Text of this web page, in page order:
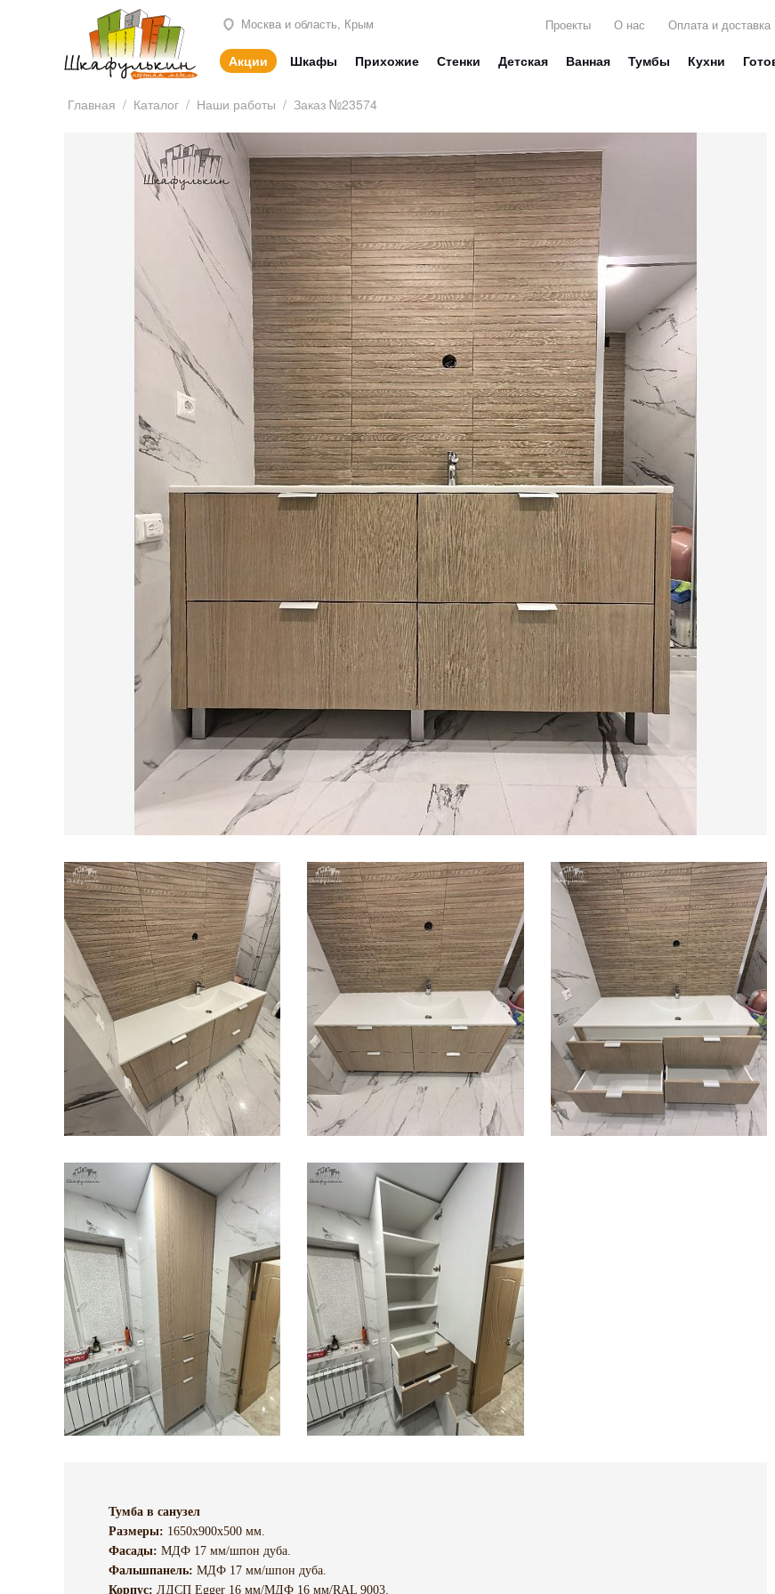
Москва и область, Крым Проекты О нас Оплата и доставка
Акции Шкафы Прихожие Стенки Детская Ванная Тумбы Кухни
Главная / Каталог / Наши работы / Заказ №23574
Тумба в санузел
Размеры: 1650х900х500 мм.
Фасады: МДФ 17 мм/шпон дуба.
Фальшпанель: МДФ 17 мм/шпон дуба.
Корпус: ЛДСП Egger 16 мм/МДФ 16 мм/RAL 9003.